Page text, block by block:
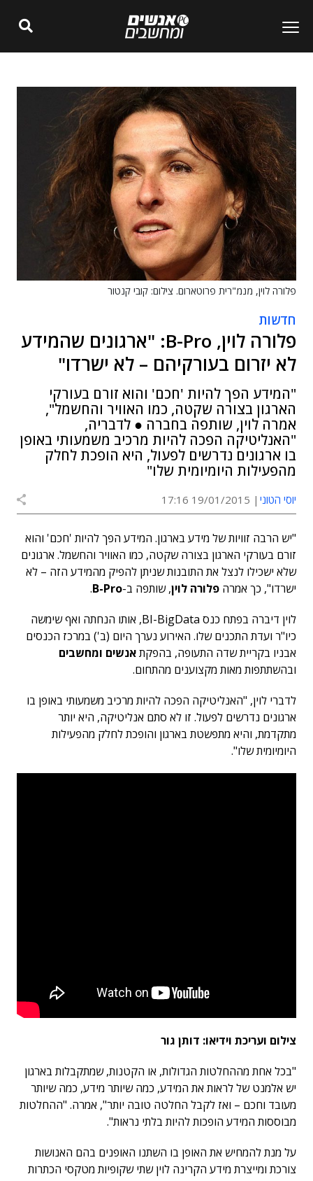
פלורה לוין, מנמ"רית פרוטארום. צילום: קובי קנטור
חדשות
פלורה לוין, B-Pro: "ארגונים שהמידע
לא יזרום בעורקיהם – לא ישרדו"
"המידע הפך להיות 'חכם' והוא זורם בעורקי
הארגון בצורה שקטה, כמו האוויר והחשמל",
אמרה לוין, שותפה בחברה ● לדבריה,
"האנליטיקה הפכה להיות מרכיב משמעותי באופן
בו ארגונים נדרשים לפעול, היא הופכת לחלק
מהפעילות היומיומית שלו"
יוסי הטוני 19/01/2015 17:16
"יש הרבה זוויות של מידע בארגון. המידע הפך להיות 'חכם' והוא
זורם בעורקי הארגון בצורה שקטה, כמו האוויר והחשמל. ארגונים
שלא ישכילו לנצל את התובנות שניתן להפיק מהמידע הזה – לא
ישרדו", כך אמרה פלורה לוין, שותפה ב-B-Pro
.
לוין דיברה בפתח כנס BI-BigData, אותו הנחתה ואף שימשה
כיו"ר ועדת התכנים שלו. האירוע נערך היום (ב') במרכז הכנסים
אבניו בקריית שדה התעופה, בהפקתאנשים ומחשבים
ובהשתתפות מאות מקצוענים מהתחום.
לדברי לוין, "האנליטיקה הפכה להיות מרכיב משמעותי באופן בו
ארגונים נדרשים לפעול. זו לא סתם אנליטיקה, היא יותר
מתקדמת, והיא מתפשטת בארגון והופכת לחלק מהפעילות
היומיומית שלו".
צילום ועריכת וידיאו: דותן גור
"בכל אחת מההחלטות הגדולות, או הקטנות, שמתקבלות בארגון
יש אלמנט של לראות את המידע, כמה שיותר מידע, כמה שיותר
מעובד וחכם – ואז לקבל החלטה טובה יותר", אמרה. "ההחלטות
מבוססות המידע הופכות להיות בלתי נראות".
על מנת להמחיש את האופן בו השתנו האופנים בהם האנושות
צורכת ומייצרת מידע הקרינה לוין שתי שקופיות מטקסי הכתרות